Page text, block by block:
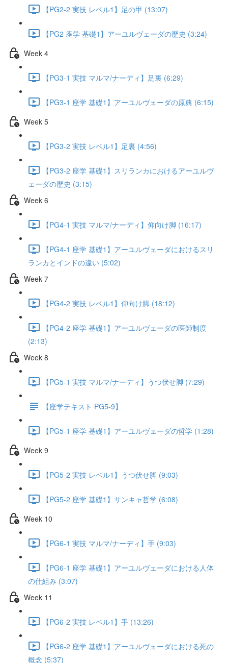
【PG2-2 実技 レベル1】足の甲 (13:07)
【PG2 座学 基礎1】アーユルヴェーダの歴史 (3:24)
Week 4
【PG3-1 実技 マルマ/ナーディ】足裏 (6:29)
【PG3-1 座学 基礎1】アーユルヴェーダの原典 (6:15)
Week 5
【PG3-2 実技 レベル1】足裏 (4:56)
【PG3-2 座学 基礎1】スリランカにおけるアーユルヴ
ェーダの歴史 (3:15)
Week 6
【PG4-1 実技 マルマ/ナーディ】仰向け脚 (16:17)
【PG4-1 座学 基礎1】アーユルヴェーダにおけるスリ
ランカとインドの違い (5:02)
Week 7
【PG4-2 実技 レベル1】仰向け脚 (18:12)
【PG4-2 座学 基礎1】アーユルヴェーダの医師制度
(2:13)
Week 8
【PG5-1 実技 マルマ/ナーディ】うつ伏せ脚 (7:29)
【座学テキスト PG5-9】
【PG5-1 座学 基礎1】アーユルヴェーダの哲学 (1:28)
Week 9
【PG5-2 実技 レベル1】うつ伏せ脚 (9:03)
【PG5-2 座学 基礎1】サンキャ哲学 (6:08)
Week 10
【PG6-1 実技 マルマ/ナーディ】手 (9:03)
【PG6-1 座学 基礎1】アーユルヴェーダにおける人体
の仕組み (3:07)
Week 11
【PG6-2 実技 レベル1】手 (13:26)
【PG6-2 座学 基礎1】アーユルヴェーダにおける死の
概念 (5:37)